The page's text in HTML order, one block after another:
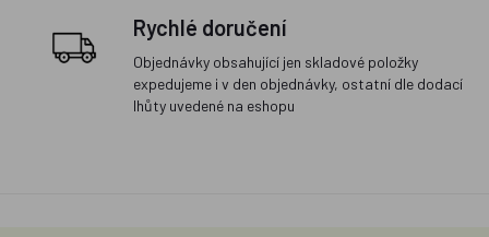
Rychlé doručení
Objednávky obsahující jen skladové položky
expedujeme i v den objednávky, ostatní dle dodací
lhůty uvedené na eshopu